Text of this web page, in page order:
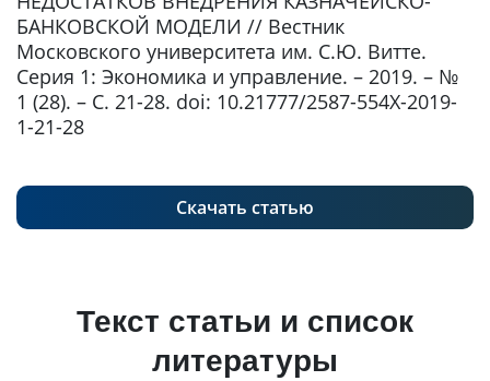
БАНКОВСКОЙ МОДЕЛИ // Вестник
Московского университета им. С.Ю. Витте.
Серия 1: Экономика и управление. – 2019. – №
1 (28). – С. 21-28. doi: 10.21777/2587-554X-2019-
1-21-28
Скачать статью
Текст статьи и список
литературы